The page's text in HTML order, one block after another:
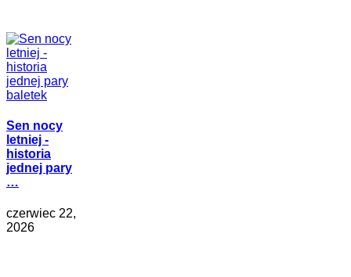
Sen nocy
letniej -
historia
jednej pary
…
czerwiec 22,
2026